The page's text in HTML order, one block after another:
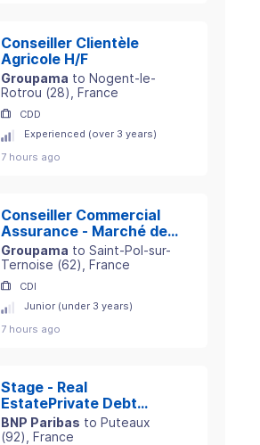
Conseiller Clientèle
Agricole H/F
Groupama to Nogent-le-
Rotrou (28) , France
CDD
Experienced (over 3 years)
7 hours ago
Conseiller Commercial
Assurance - Marché des
Particuliers - Secteur St-
Pol-sur-Ternoise (62)
H/F
Groupama to Saint-Pol-sur-
Ternoise (62) , France
CDI
Junior (under 3 years)
7 hours ago
Stage - Real
EstatePrivate Debt
Intern
BNP Paribas to Puteaux
(92) , France